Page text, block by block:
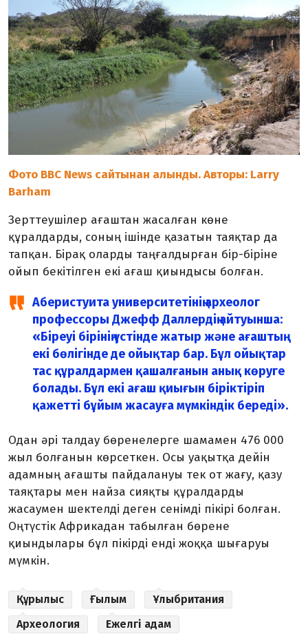
Фото BBC News сайтынан алынды. Авторы: Larry
Barham
Зерттеушілер ағаштан жасалған көне
құралдарды, соның ішінде қазатын таяқтар да
тапқан. Бірақ оларды таңғалдырған бір-біріне
ойып бекітілген екі ағаш қиындысы болған.
Аберистуита университетінің археолог
профессоры Джефф Даллердің айтуынша:
«Біреуі бірінің үстінде жатыр және ағаштың
екі бөлігінде де ойықтар бар. Бұл ойықтар
тас құралдармен қашалғанын анық көруге
болады. Бұл екі ағаш қиығын біріктіріп
қажетті бұйым жасауға мүмкіндік береді».
Одан әрі талдау бөренелерге шамамен 476 000
жыл болғанын көрсеткен. Осы уақытқа дейін
адамның ағашты пайдалануы тек от жағу, қазу
таяқтары мен найза сияқты құралдарды
жасаумен шектелді деген сенімді пікірі болған.
Оңтүстік Африкадан табылған бөрене
қиындылары бұл пікірді енді жоққа шығаруы
мүмкін.
Құрылыс Ғылым
Ұлыбритания
Археология
Ежелгі адам